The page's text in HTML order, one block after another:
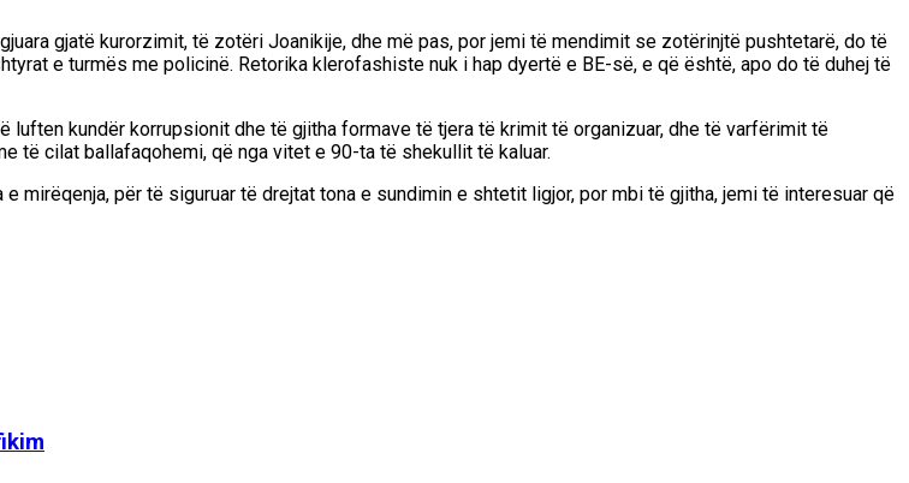
gjatë kurorzimit, të zotëri Joanikije, dhe më pas, por jemi të mendimit se zotërinjtë pushtetarë, do të
e turmës me policinë. Retorika klerofashiste nuk i hap dyertë e BE-së, e që është, apo do të duhej të
kundër korrupsionit dhe të gjitha formave të tjera të krimit të organizuar, dhe të varfërimit të
të cilat ballafaqohemi, që nga vitet e 90-ta të shekullit të kaluar.
mirëqenja, për të siguruar të drejtat tona e sundimin e shtetit ligjor, por mbi të gjitha, jemi të interesuar që